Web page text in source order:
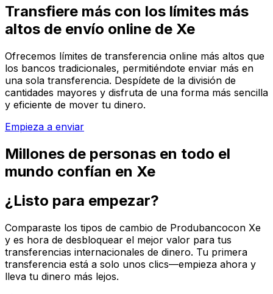
Transfiere más con los límites más
altos de envío online de Xe
Ofrecemos límites de transferencia online más altos que
los bancos tradicionales, permitiéndote enviar más en
una sola transferencia. Despídete de la división de
cantidades mayores y disfruta de una forma más sencilla
y eficiente de mover tu dinero.
Empieza a enviar
Millones de personas en todo el
mundo confían en Xe
¿Listo para empezar?
Comparaste los tipos de cambio de Produbancocon Xe
y es hora de desbloquear el mejor valor para tus
transferencias internacionales de dinero. Tu primera
transferencia está a solo unos clics—empieza ahora y
lleva tu dinero más lejos.